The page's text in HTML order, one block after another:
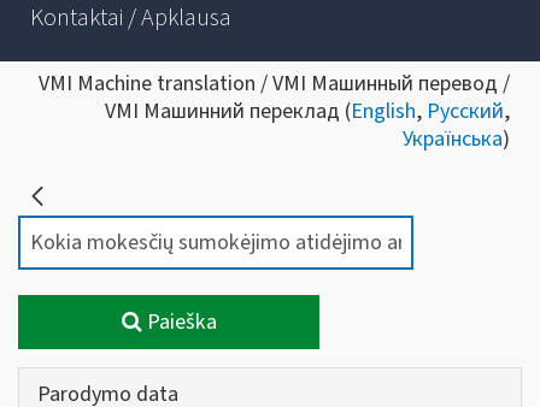
Kontaktai / Apklausa
VMI Machine translation / VMI Машинный перевод /
VMI Машинний переклад (English, Русский,
Українська)
Paieška
Parodymo data